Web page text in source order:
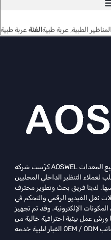
الفئةعربة طبية الطبية,عربة طبية
كرّست شركة AOSWEL نفسها لتقديم خدمات تصنيع المعدات
لعملاء التنظير الداخلي المحليين
لدينا فريق بحث وتطوير محترف
نقل الفيديو الرقمي والتحكم في
المكونات الإلكترونية. وقد تم تجهيز AOSWEL بخط إنتاج لوحات الدوائر
ورش عمل بيئية احترافية خالية من